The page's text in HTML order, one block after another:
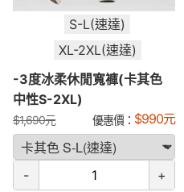
S-L(速達)
XL-2XL(速達)
-3度冰柔休閒寬褲(卡其色
中性S-2XL)
$1,690元 優惠價： $990元
- +